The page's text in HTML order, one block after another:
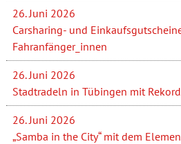
26. Juni 2026
Carsharing- und
Fahranfänger_innen
26. Juni 2026
Stadtradeln in Tübingen mit
26. Juni 2026
„Samba in the City“ mit dem